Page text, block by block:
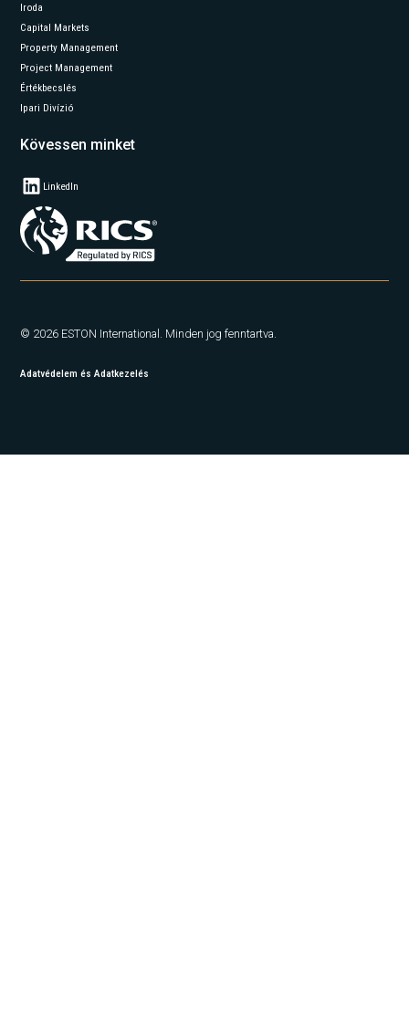
Iroda
Capital Markets
Property Management
Project Management
Értékbecslés
Ipari Divízió
Kövessen minket
LinkedIn
© 2026 ESTON International. Minden jog fenntartva.
Adatvédelem és Adatkezelés